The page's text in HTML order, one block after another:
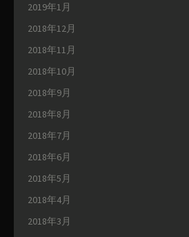
2019年1月
2018年12月
2018年11月
2018年10月
2018年9月
2018年8月
2018年7月
2018年6月
2018年5月
2018年4月
2018年3月